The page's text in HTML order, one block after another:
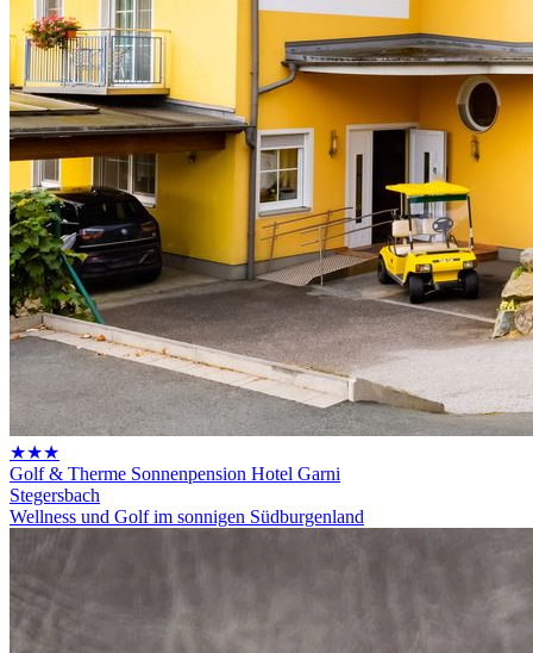
★★★
Golf & Therme Sonnenpension Hotel Garni
Stegersbach
Wellness und Golf im sonnigen Südburgenland